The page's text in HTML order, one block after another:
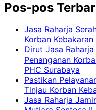
Pos-pos
Jasa Raharja
Korban
Dirut Jasa
Penanganan
PHC Surabaya
Pastikan
Tinjau Korban
Jasa Raharja